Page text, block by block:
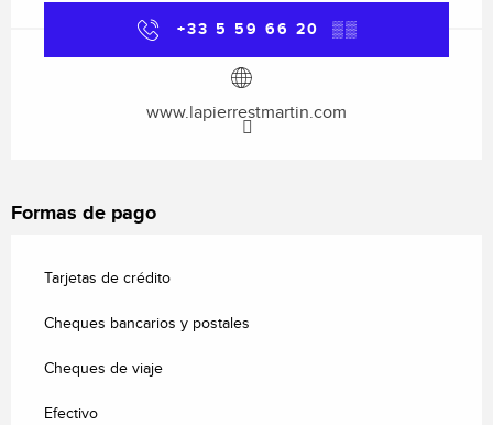
+33 5 59 66 20 ▒▒
www.lapierrestmartin.com
Formas de pago
Tarjetas de crédito
Cheques bancarios y postales
Cheques de viaje
Efectivo